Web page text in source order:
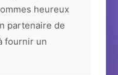
heureux
partenaire de
fournir un